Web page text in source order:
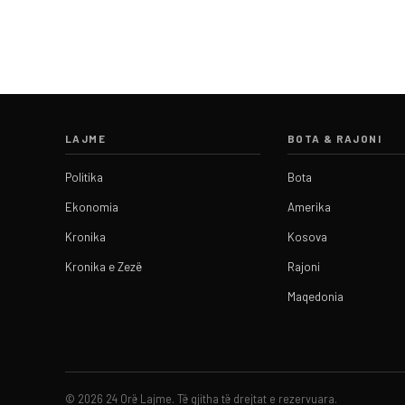
LAJME
Politika
Ekonomia
Kronika
Kronika e Zezë
BOTA & RAJONI
Bota
Amerika
Kosova
Rajoni
Maqedonia
© 2026 24 Orë Lajme. Të gjitha të drejtat e rezervuara.